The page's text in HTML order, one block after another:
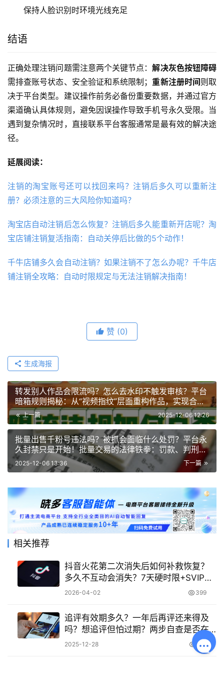
保持人脸识别时环境光线充足
结语
正确处理注销问题需注意两个关键节点：解决灰色按钮障碍
需排查账号状态、安全验证和系统限制；重新注册时间则取
决于平台类型。建议操作前务必备份重要数据，并通过官方
渠道确认具体规则，避免因误操作导致手机号永久受限。当
遇到复杂情况时，直接联系平台客服通常是最有效的解决途
径。
延展阅读：
注销的淘宝账号还可以找回来吗？注销后多久可以重新注
册？必须注意的三大风险你知道吗？
淘宝店自动注销后怎么恢复？注销后多久能重新开店呢？淘
宝店铺注销复活指南：自动关停后比做的5个动作！
千牛店铺多久会自动注销？如果注销不了怎么办呢？千牛店
铺注销全攻略：自动时限规定与无法注销解决指南！
赞 (0)
生成海报
转发别人作品会限流吗？怎么去水印不触发审核？平台
暗箱规则揭秘：从“视频指纹”层面重构作品，实现合规
去水印与流量无忧！
上一篇 2025-12-06 12:26
批量出售千粉号违法吗？被抓会面临什么处罚？平台永
久封禁只是开始！批量交易的法律铁拳：罚款、判刑的
三重后果绝非危言！
下一篇
2025-12-06 13:36
相关推荐
抖音火花第二次消失后如何补救恢复？
多久不互动会消失？7天硬时限+SVIP补
签双解法，错过永久消失！
2026-04-02 399
追评有效期多久？一年后再评还来得及
吗？想追评但怕过期？两步自查是否在
有效期内，附赠规避敏感词的“长寿”写
2025-12-28 551